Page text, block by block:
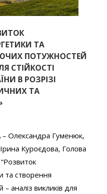
ТА
ПОТУЖНОСТЕЙ
СТІЙКОСТІ
В РОЗРІЗІ
ТА
Олександра Гуменюк,
Куроєдова, Голова
та створення
аналіз викликів для